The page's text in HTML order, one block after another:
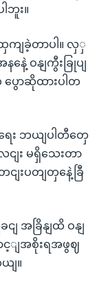
ဘူး။
ထှကျခဲ့တာပါ။ လှှ
ေဲ့ ဝနျကွီးခြုပျ
ပွောဆိုထားပါတ
း ဘယျပါတီတှေ
ငျး မရှိသေးတာ
းပတျတှနေဲ့ခြီ
ျ အခြိနျထိ ဝနျ
ာင့ျအစိုးရအဖွဈ
ျ။